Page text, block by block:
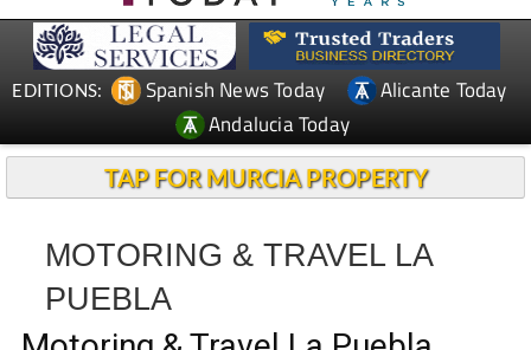
EDITIONS: Spanish News Today
Alicante Today
Andalucia Today
TAP FOR MURCIA PROPERTY
MOTORING & TRAVEL LA
PUEBLA